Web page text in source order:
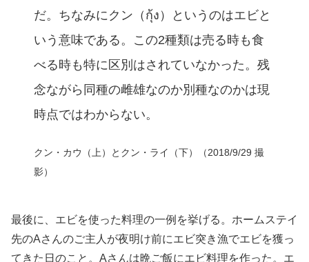
だ。ちなみにクン（กุ้ง）というのはエビと
いう意味である。この2種類は売る時も食
べる時も特に区別はされていなかった。残
念ながら同種の雌雄なのか別種なのかは現
時点ではわからない。
クン・カウ（上）とクン・ライ（下）（2018/9/29 撮
影）
最後に、エビを使った料理の一例を挙げる。ホームステイ
先のAさんのご主人が夜明け前にエビ突き漁でエビを獲っ
てきた日のこと。Aさんは晩ご飯にエビ料理を作った。エ